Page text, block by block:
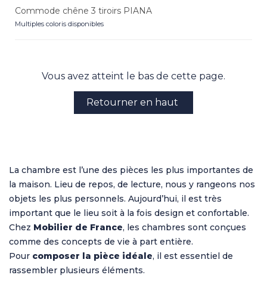
Commode chêne 3 tiroirs PIANA
Multiples coloris disponibles
Vous avez atteint le bas de cette page.
Retourner en haut
La chambre est l’une des pièces les plus importantes de
la maison. Lieu de repos, de lecture, nous y rangeons nos
objets les plus personnels. Aujourd’hui, il est très
important que le lieu soit à la fois design et confortable.
Chez Mobilier de France, les chambres sont conçues
comme des concepts de vie à part entière.
Pour composer la pièce idéale, il est essentiel de
rassembler plusieurs éléments.